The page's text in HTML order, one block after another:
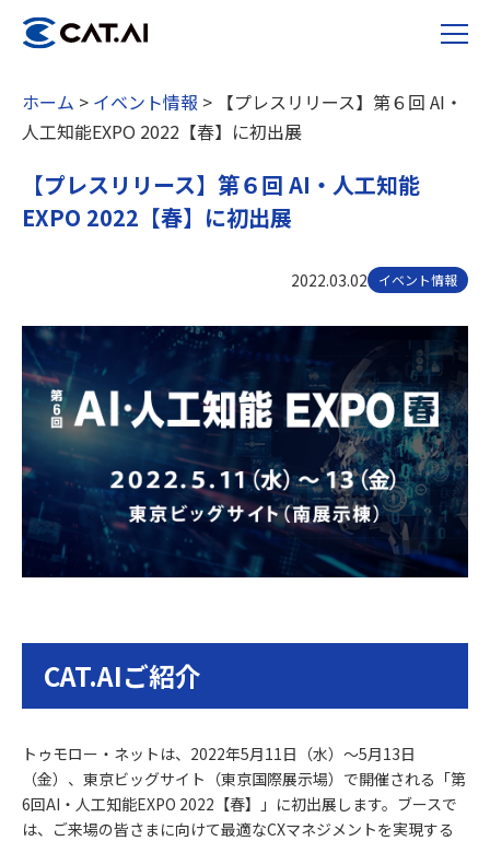
ホーム > イベント情報 > 【プレスリリース】第６回 AI・
人工知能EXPO 2022【春】に初出展
【プレスリリース】第６回 AI・人工知能
EXPO 2022【春】に初出展
2022.03.02 イベント情報
CAT.AIご紹介
トゥモロー・ネットは、2022年5月11日（水）～5月13日
（金）、東京ビッグサイト（東京国際展示場）で開催される「第
6回AI・人工知能EXPO 2022【春】」に初出展します。ブースで
は、ご来場の皆さまに向けて最適なCXマネジメントを実現する